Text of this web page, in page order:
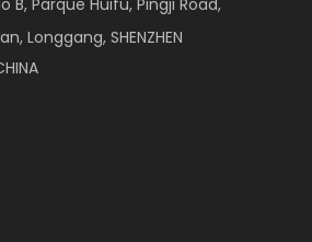
B, Parque Huifu, Pingji Road,
Longgang, SHENZHEN